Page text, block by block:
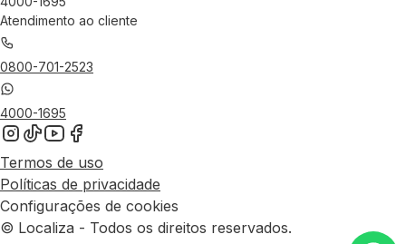
Atendimento ao cliente
0800-701-2523
4000-1695
Termos de uso
Políticas de privacidade
Configurações de cookies
© Localiza - Todos os direitos reservados.